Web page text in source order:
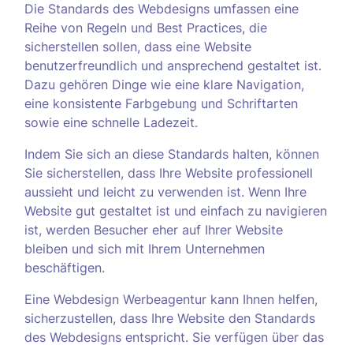
Die Standards des Webdesigns umfassen eine
Reihe von Regeln und Best Practices, die
sicherstellen sollen, dass eine Website
benutzerfreundlich und ansprechend gestaltet ist.
Dazu gehören Dinge wie eine klare Navigation,
eine konsistente Farbgebung und Schriftarten
sowie eine schnelle Ladezeit.
Indem Sie sich an diese Standards halten, können
Sie sicherstellen, dass Ihre Website professionell
aussieht und leicht zu verwenden ist. Wenn Ihre
Website gut gestaltet ist und einfach zu navigieren
ist, werden Besucher eher auf Ihrer Website
bleiben und sich mit Ihrem Unternehmen
beschäftigen.
Eine Webdesign Werbeagentur kann Ihnen helfen,
sicherzustellen, dass Ihre Website den Standards
des Webdesigns entspricht. Sie verfügen über das